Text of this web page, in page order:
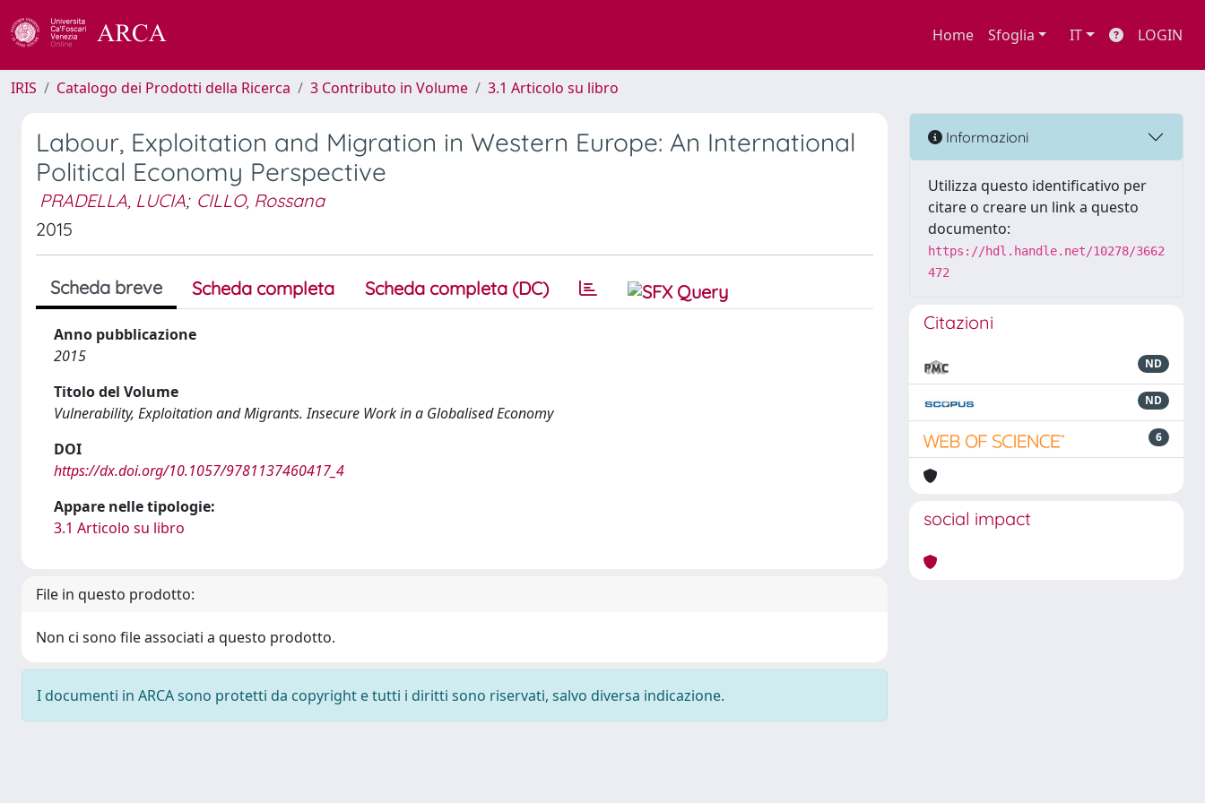
Home Sfoglia IT LOGIN
IRIS Catalogo dei Prodotti della Ricerca 3 Contributo in Volume 3.1 Articolo su libro
Labour, Exploitation and Migration in Western Europe: An International
Political Economy Perspective
PRADELLA, LUCIA; CILLO, Rossana
2015
Scheda breve Scheda completa Scheda completa (DC)
Anno pubblicazione
2015
Titolo del Volume
Vulnerability, Exploitation and Migrants. Insecure Work in a Globalised Economy
DOI
https://dx.doi.org/10.1057/9781137460417_4
Appare nelle tipologie:
3.1 Articolo su libro
File in questo prodotto:
Non ci sono file associati a questo prodotto.
I documenti in ARCA sono protetti da copyright e tutti i diritti sono riservati, salvo diversa indicazione.
Informazioni
Utilizza questo identificativo per
citare o creare un link a questo
documento:
https://hdl.handle.net/10278/3662
472
Citazioni
ND
ND
6
social impact